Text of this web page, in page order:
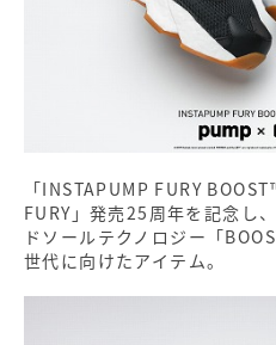
「INSTAPUMP FURY
FURY」発売25周年を記念し
ドソールテクノロジー「
世代に向けたアイテム。